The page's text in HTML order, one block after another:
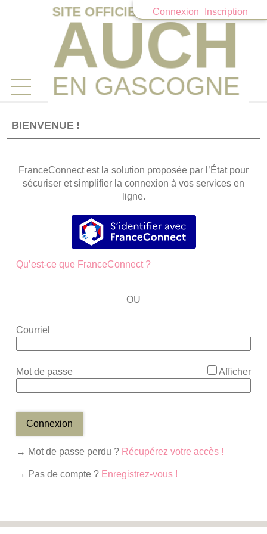
Connexion Inscription
Ouvrir le menu
Mon compte
BIENVENUE !
FranceConnect est la solution proposée par l’État pour
sécuriser et simplifier la connexion à vos services en
ligne.
S’identifier avec
Qu’est-ce que FranceConnect ?
Courriel
Mot de passe Afficher
Connexion
→ Mot de passe perdu ? Récupérez votre accès !
→ Pas de compte ? Enregistrez-vous !